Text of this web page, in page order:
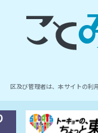
区及び管理者は、本サイトの利